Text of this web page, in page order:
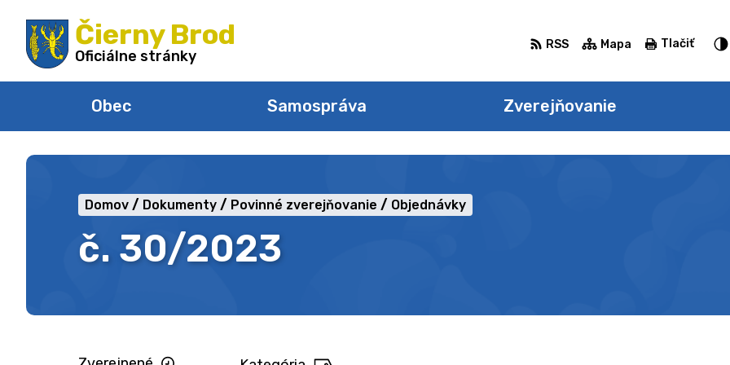
na
obsah
Čierny Brod
Oficiálne stránky
Obec Samospráva Zverejňovanie
RSS Mapa Tlačiť
č. 30/2023
Domov Dokumenty Povinné zverejňovanie Objednávky